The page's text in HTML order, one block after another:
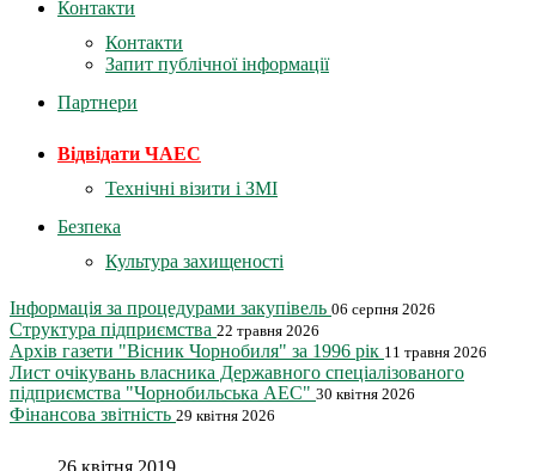
Контакти
Контакти
Запит публічної інформації
Партнери
Відвідати ЧАЕС
Технічні візити і ЗМІ
Безпека
Культура захищеності
Інформація за процедурами закупівель 06 серпня 2026
Структура підприємства 22 травня 2026
Архів газети "Вісник Чорнобиля" за 1996 рік 11 травня 2026
Лист очікувань власника Державного спеціалізованого
підприємства "Чорнобильська АЕС" 30 квітня 2026
Фінансова звітність 29 квітня 2026
26 квітня 2019